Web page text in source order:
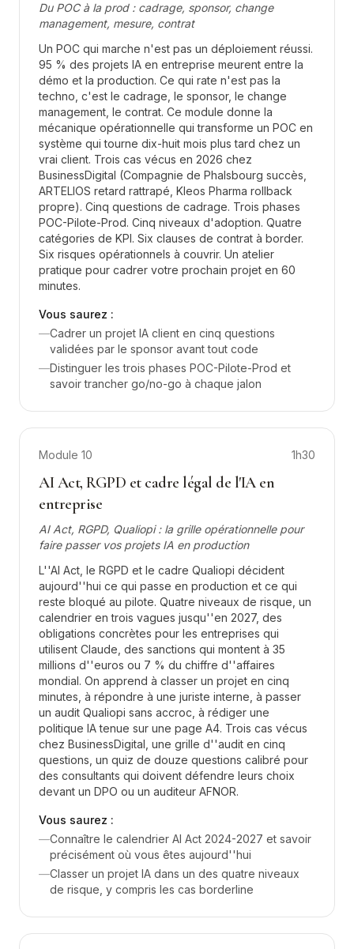
Du POC à la prod : cadrage, sponsor, change
management, mesure, contrat
Un POC qui marche n'est pas un déploiement réussi.
95 % des projets IA en entreprise meurent entre la
démo et la production. Ce qui rate n'est pas la
techno, c'est le cadrage, le sponsor, le change
management, le contrat. Ce module donne la
mécanique opérationnelle qui transforme un POC en
système qui tourne dix-huit mois plus tard chez un
vrai client. Trois cas vécus en 2026 chez
BusinessDigital (Compagnie de Phalsbourg succès,
ARTELIOS retard rattrapé, Kleos Pharma rollback
propre). Cinq questions de cadrage. Trois phases
POC-Pilote-Prod. Cinq niveaux d'adoption. Quatre
catégories de KPI. Six clauses de contrat à border.
Six risques opérationnels à couvrir. Un atelier
pratique pour cadrer votre prochain projet en 60
minutes.
Vous saurez :
—Cadrer un projet IA client en cinq questions
validées par le sponsor avant tout code
—Distinguer les trois phases POC-Pilote-Prod et
savoir trancher go/no-go à chaque jalon
Module 10 1h30
AI Act, RGPD et cadre légal de l'IA en
entreprise
AI Act, RGPD, Qualiopi : la grille opérationnelle pour
faire passer vos projets IA en production
L''AI Act, le RGPD et le cadre Qualiopi décident
aujourd''hui ce qui passe en production et ce qui
reste bloqué au pilote. Quatre niveaux de risque, un
calendrier en trois vagues jusqu''en 2027, des
obligations concrètes pour les entreprises qui
utilisent Claude, des sanctions qui montent à 35
millions d''euros ou 7 % du chiffre d''affaires
mondial. On apprend à classer un projet en cinq
minutes, à répondre à une juriste interne, à passer
un audit Qualiopi sans accroc, à rédiger une
politique IA tenue sur une page A4. Trois cas vécus
chez BusinessDigital, une grille d''audit en cinq
questions, un quiz de douze questions calibré pour
des consultants qui doivent défendre leurs choix
devant un DPO ou un auditeur AFNOR.
Vous saurez :
—Connaître le calendrier AI Act 2024-2027 et savoir
précisément où vous êtes aujourd''hui
—Classer un projet IA dans un des quatre niveaux
de risque, y compris les cas borderline